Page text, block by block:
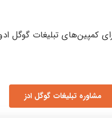
کمپین‌های تبلیغات گوگل
مشاوره تبلیغات گوگل ادز